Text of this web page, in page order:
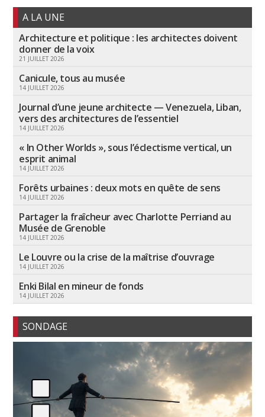
A LA UNE
Architecture et politique : les architectes doivent
donner de la voix
21 JUILLET 2026
Canicule, tous au musée
14 JUILLET 2026
Journal d’une jeune architecte — Venezuela, Liban,
vers des architectures de l’essentiel
14 JUILLET 2026
« In Other Worlds », sous l’éclectisme vertical, un
esprit animal
14 JUILLET 2026
Forêts urbaines : deux mots en quête de sens
14 JUILLET 2026
Partager la fraîcheur avec Charlotte Perriand au
Musée de Grenoble
14 JUILLET 2026
Le Louvre ou la crise de la maîtrise d’ouvrage
14 JUILLET 2026
Enki Bilal en mineur de fonds
14 JUILLET 2026
SONDAGE